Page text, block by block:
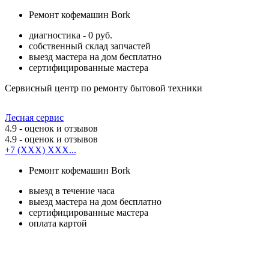
Ремонт кофемашин Bork
диагностика - 0 руб.
собственный склад запчастей
выезд мастера на дом бесплатно
сертифицированные мастера
Сервисный центр по ремонту бытовой техники
Лесная сервис
4.9 - оценок и отзывов
4.9 - оценок и отзывов
+7 (XXX) XXX...
Ремонт кофемашин Bork
выезд в течение часа
выезд мастера на дом бесплатно
сертифицированные мастера
оплата картой